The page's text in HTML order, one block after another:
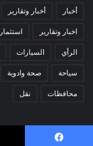
أخبار أخبار وتقارير
اخبار وتقارير استثمار
الرأي السيارات
سياحة صحة وادوية
محافظات نقل